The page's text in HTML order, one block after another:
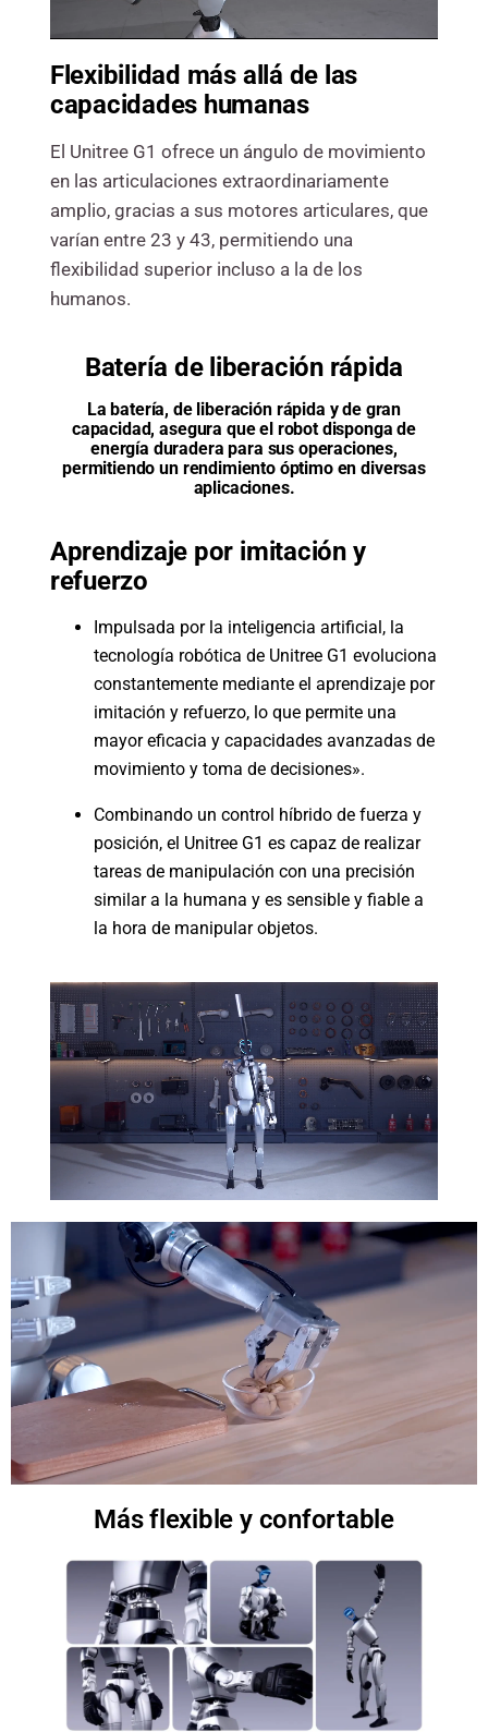
Flexibilidad más allá de las
capacidades humanas
El Unitree G1 ofrece un ángulo de movimiento
en las articulaciones extraordinariamente
amplio, gracias a sus motores articulares, que
varían entre 23 y 43, permitiendo una
flexibilidad superior incluso a la de los
humanos.
Batería de liberación rápida
La batería, de liberación rápida y de gran
capacidad, asegura que el robot disponga de
energía duradera para sus operaciones,
permitiendo un rendimiento óptimo en diversas
aplicaciones.
Aprendizaje por imitación y
refuerzo
Impulsada por la inteligencia artificial, la
tecnología robótica de Unitree G1 evoluciona
constantemente mediante el aprendizaje por
imitación y refuerzo, lo que permite una
mayor eficacia y capacidades avanzadas de
movimiento y toma de decisiones».
Combinando un control híbrido de fuerza y
posición, el Unitree G1 es capaz de realizar
tareas de manipulación con una precisión
similar a la humana y es sensible y fiable a
la hora de manipular objetos.
Más flexible y confortable